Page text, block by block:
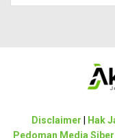
Disclaimer Hak
Pedoman Media Siber